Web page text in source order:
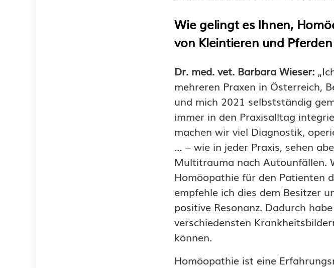
Wie gelingt es Ihnen,
von Kleintieren und
Dr. med. vet. Barbara Wieser:
mehreren Praxen in Österreich,
und mich 2021 selbstständig
immer in den Praxisalltag
machen wir viel Diagnostik,
… – wie in jeder Praxis, sehen
Multitrauma nach Autounfällen.
Homöopathie für den Patienten
empfehle ich dies dem Besitzer
positive Resonanz. Dadurch
verschiedensten
können.
Homöopathie ist eine